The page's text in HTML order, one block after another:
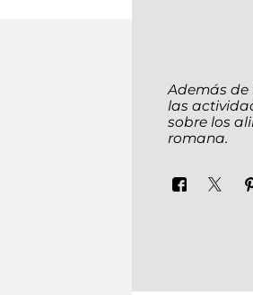
Además
las
sobre los
romana.